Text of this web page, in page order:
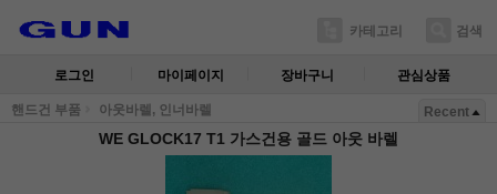
카테고리 검색
로그인 마이페이지 장바구니 관심상품
핸드건 부품 아웃바렐, 인너바렐 Recent
WE GLOCK17 T1 가스건용 골드 아웃 바렐